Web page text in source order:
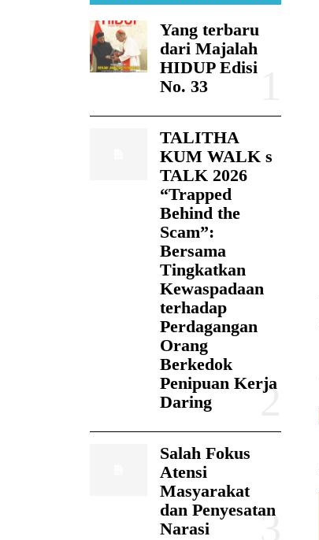
Yang terbaru
dari Majalah
HIDUP Edisi
No. 33
TALITHA
KUM WALK s
TALK 2026
“Trapped
Behind the
Scam”:
Bersama
Tingkatkan
Kewaspadaan
terhadap
Perdagangan
Orang
Berkedok
Penipuan Kerja
Daring
Salah Fokus
Atensi
Masyarakat
dan Penyesatan
Narasi